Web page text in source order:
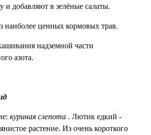
и добавляют в зелёные салаты.
наиболее ценных кормовых трав.
надземной части
азота.
куриная слепота . Лютик едкий -
растение. Из очень короткого